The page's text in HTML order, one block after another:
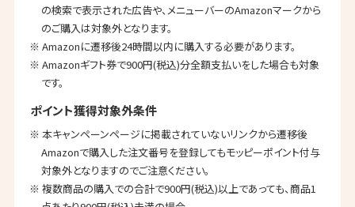
の検索で表示された広告や、メニューバーのAmazonマークから
のご購入は対象外となります。
※ Amazonに遷移後24時間以内に購入する必要があります。
※ Amazonギフト券で900円(税込)分全額支払いをした場合も対象
です。
ポイント獲得対象外条件
※ 本キャンペーンページに掲載されていないリンクから遷移後
Amazonで購入した注文番号を登録してもモッピーポイント付与
対象外となりますのでご注意ください。
※ 複数商品の購入での合計で900円(税込)以上であっても、商品1